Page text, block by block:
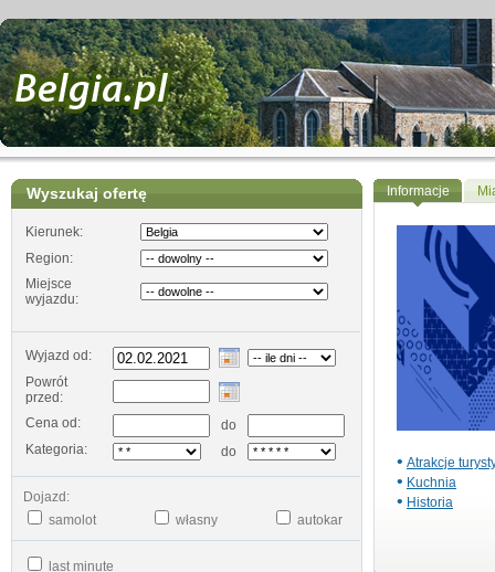
Informacje
• Atrakcje
• Kuchnia
• Historia
Wyszukaj ofertę
Kierunek:
Region:
Miejsce
wyjazdu:
Wyjazd od:
Powrót
przed:
Cena od:
do
Kategoria:
do
Dojazd:
samolot
własny autokar
last minute